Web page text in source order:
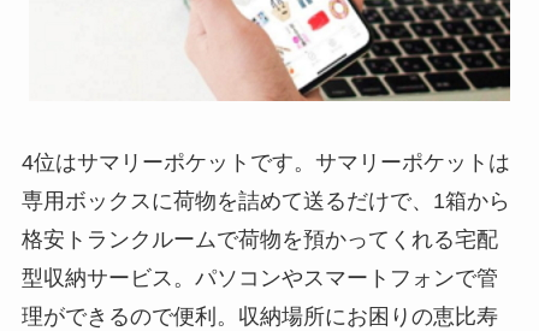
4位はサマリーポケットです。サマリーポケットは
専用ボックスに荷物を詰めて送るだけで、1箱から
格安トランクルームで荷物を預かってくれる宅配
型収納サービス。パソコンやスマートフォンで管
理ができるので便利。収納場所にお困りの恵比寿